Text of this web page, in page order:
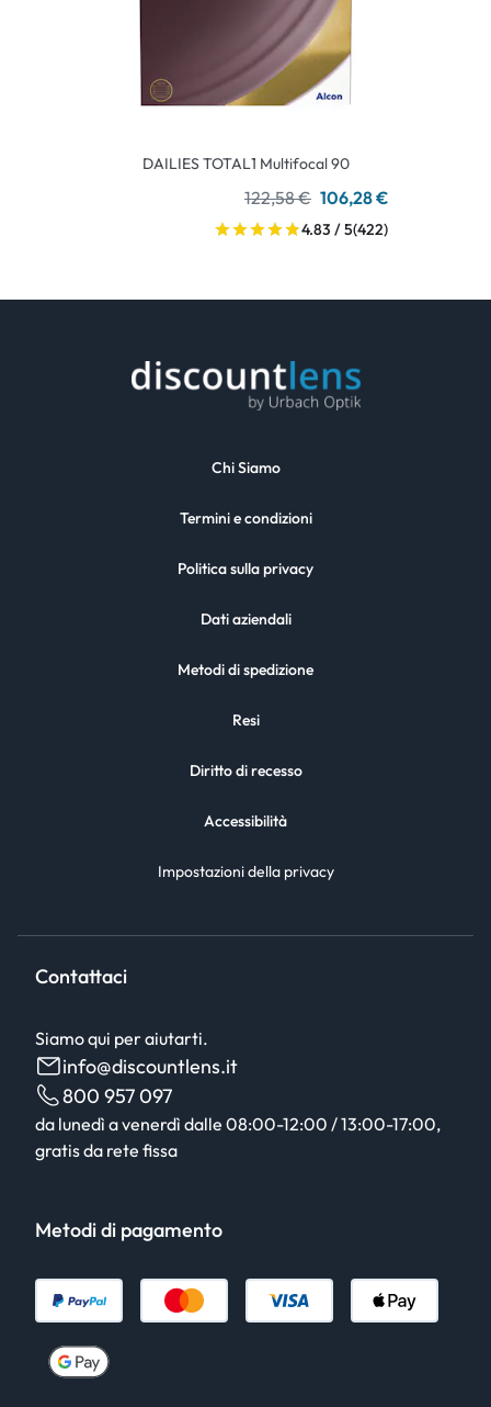
DAILIES TOTAL1 Multifocal 90
122,58 € 106,28 €
4.83 / 5(422)
Chi Siamo
Termini e condizioni
Politica sulla privacy
Dati aziendali
Metodi di spedizione
Resi
Diritto di recesso
Accessibilità
Impostazioni della privacy
Contattaci
Siamo qui per aiutarti.
info@discountlens.it
800 957 097
da lunedì a venerdì dalle 08:00-12:00 / 13:00-17:00,
gratis da rete fissa
Metodi di pagamento